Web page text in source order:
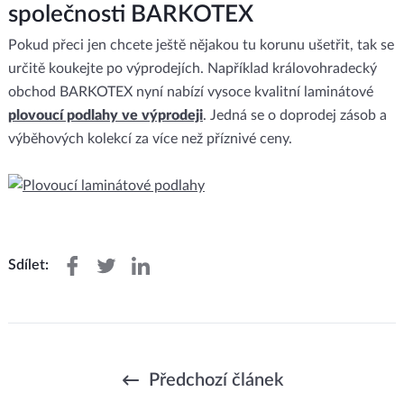
společnosti BARKOTEX
Pokud přeci jen chcete ještě nějakou tu korunu ušetřit, tak se
určitě koukejte po výprodejích. Například královohradecký
obchod BARKOTEX nyní nabízí vysoce kvalitní laminátové
plovoucí podlahy ve výprodeji. Jedná se o doprodej zásob a
výběhových kolekcí za více než příznivé ceny.
Sdílet:
Předchozí článek